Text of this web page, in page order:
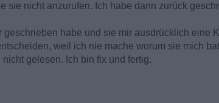
sie nicht anzurufen. Ich habe dann zurück
habe und sie mir ausdrücklich eine
weil ich nie mache worum sie mich
gelesen. Ich bin fix und fertig.